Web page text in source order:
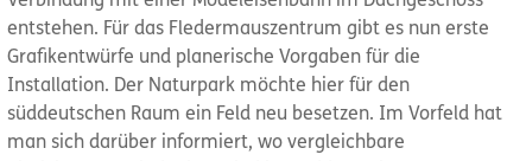
entstehen. Für das Fledermauszentrum gibt es nun erste
Grafikentwürfe und planerische Vorgaben für die
Installation. Der Naturpark möchte hier für den
süddeutschen Raum ein Feld neu besetzen. Im Vorfeld hat
man sich darüber informiert, wo vergleichbare